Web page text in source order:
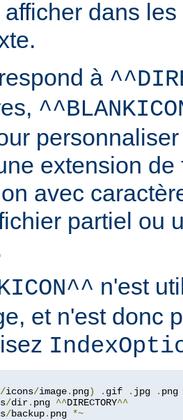
dans
à
extension de
avec
partiel ou
n'est
et n'est donc
icons/image. png) . gif . jpg .
/dir. png ^^DIRECTORY^^
/backup. png *~